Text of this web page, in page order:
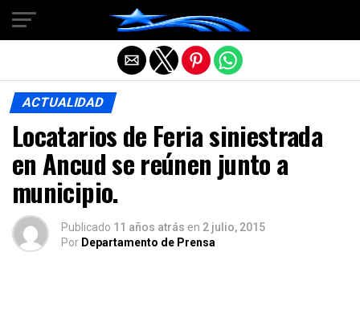
ACTUALIDAD
Locatarios de Feria siniestrada
en Ancud se reúnen junto a
municipio.
Publicado 11 años atrás en 2 julio, 2015
Por Departamento de Prensa
Salir de la versión móvil